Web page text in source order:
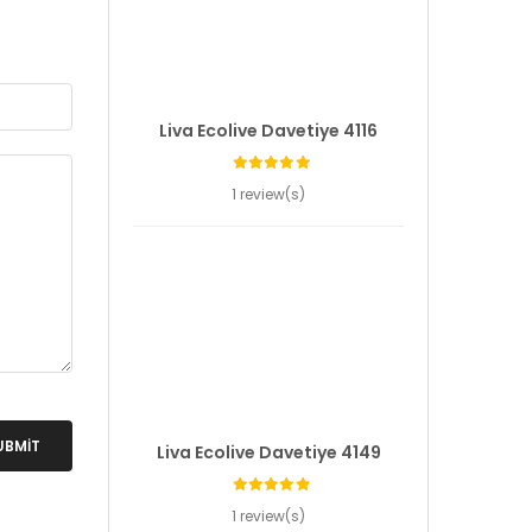
Liva Ecolive Davetiye 4116
1 review(s)
Liva Ecolive Davetiye 4149
1 review(s)